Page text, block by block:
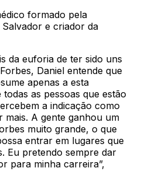
formado pela
e criador da
da euforia de ter sido uns
Daniel entende que
apenas a esta
as pessoas que estão
a indicação como
mais. A gente ganhou um
muito grande, o que
entrar em lugares que
Eu pretendo sempre dar
para minha carreira”,